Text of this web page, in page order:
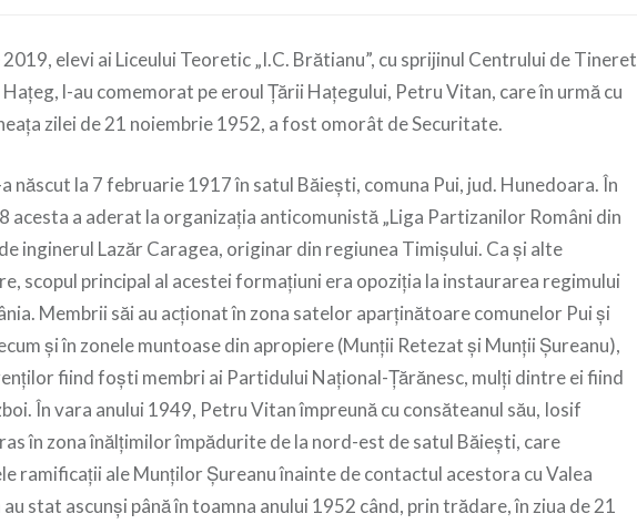
elevi ai Liceului Teoretic „I.C. Brătianu”, cu sprijinul Centrului de Tineret
l-au comemorat pe eroul Țării Hațegului, Petru Vitan, care în urmă cu
zilei de 21 noiembrie 1952, a fost omorât de Securitate.
născut la 7 februarie 1917 în satul Băiești, comuna Pui, jud. Hunedoara. În
acesta a aderat la organizaţia anticomunistă „Liga Partizanilor Români din
inginerul Lazăr Caragea, originar din regiunea Timişului. Ca şi alte
scopul principal al acestei formațiuni era opoziţia la instaurarea regimului
Membrii săi au acţionat în zona satelor aparţinătoare comunelor Pui şi
şi în zonele muntoase din apropiere (Munţii Retezat şi Munţii Şureanu),
fiind foşti membri ai Partidului Naţional-Ţărănesc, mulţi dintre ei fiind
În vara anului 1949, Petru Vitan împreună cu consăteanul său, Iosif
în zona înălţimilor împădurite de la nord-est de satul Băieşti, care
ramificaţii ale Munţilor Şureanu înainte de contactul acestora cu Valea
stat ascunși până în toamna anului 1952 când, prin trădare, în ziua de 21